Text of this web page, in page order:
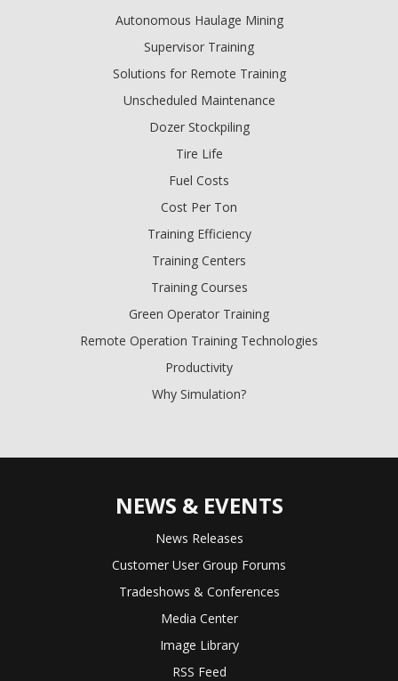
Autonomous Haulage Mining
Supervisor Training
Solutions for Remote Training
Unscheduled Maintenance
Dozer Stockpiling
Tire Life
Fuel Costs
Cost Per Ton
Training Efficiency
Training Centers
Training Courses
Green Operator Training
Remote Operation Training Technologies
Productivity
Why Simulation?
NEWS & EVENTS
News Releases
Customer User Group Forums
Tradeshows & Conferences
Media Center
Image Library
RSS Feed